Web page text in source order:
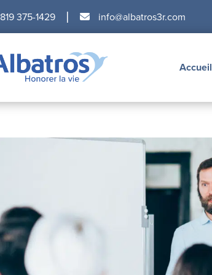
819 375-1429 | info@albatros3r.com
Accueil